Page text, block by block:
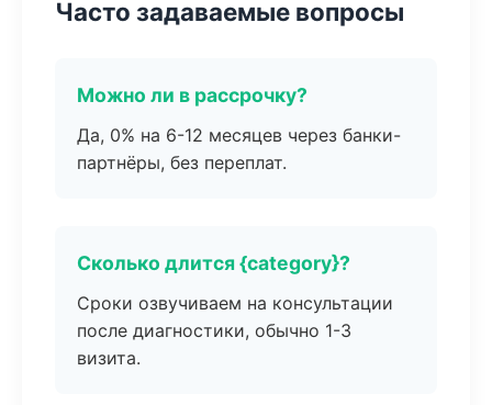
Часто задаваемые вопросы
Можно ли в рассрочку?
Да, 0% на 6-12 месяцев через банки-
партнёры, без переплат.
Сколько длится {category}?
Сроки озвучиваем на консультации
после диагностики, обычно 1-3
визита.